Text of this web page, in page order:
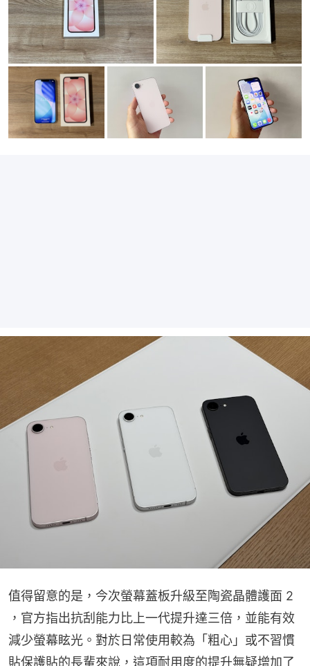
值得留意的是，今次螢幕蓋板升級至陶瓷晶體護面 2
，官方指出抗刮能力比上一代提升達三倍，並能有效
減少螢幕眩光。對於日常使用較為「粗心」或不習慣
貼保護貼的長輩來說，這項耐用度的提升無疑增加了